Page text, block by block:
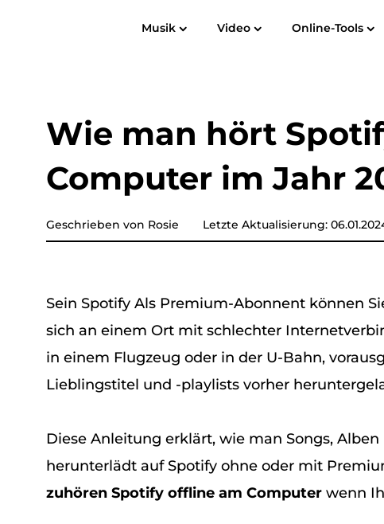
Musik
Musikkonverter YouTube-Musikkonverter
Music Converter Akustischer Konverter
Pandora Musikkonverter
Video Online-Tools
Benutzerhandbuch Häufig gestellte
Wie man hört
Computer im Jahr
Geschrieben von Rosie Letzte Aktualisierung:
Sein Spotify Als Premium-Abonnent können
sich an einem Ort mit schlechter
in einem Flugzeug oder in der U-Bahn,
Lieblingstitel und -playlists vorher
Diese Anleitung erklärt, wie man Songs,
herunterlädt auf Spotify ohne oder mit
zuhören Spotify offline am Computer wenn